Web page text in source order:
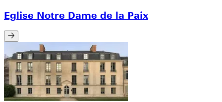
Eglise Notre Dame de la Paix